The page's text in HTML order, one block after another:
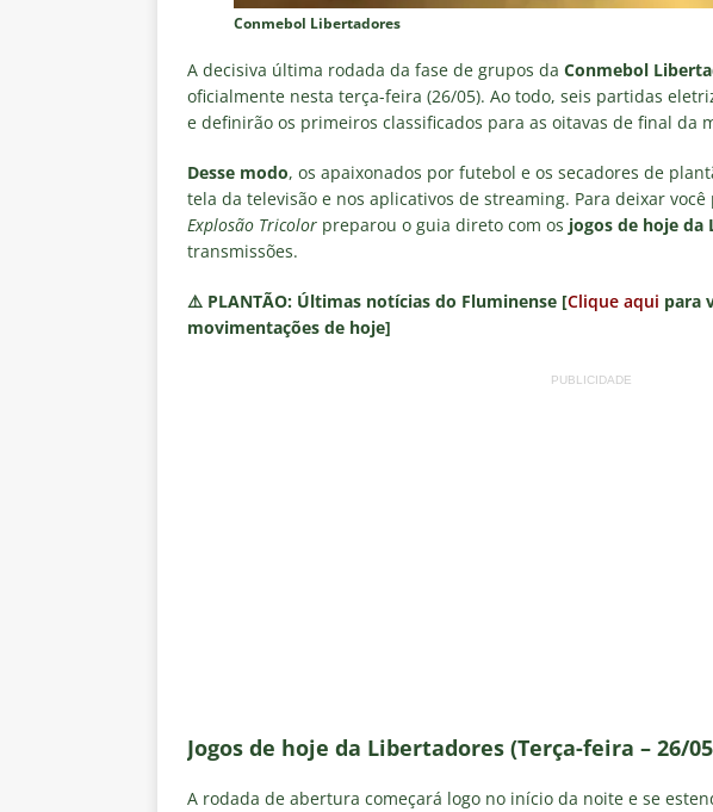
Conmebol Libertadores
A decisiva última rodada da fase de grupos da Conmebol
oficialmente nesta terça-feira (26/05). Ao todo, seis partidas
e definirão os primeiros classificados para as oitavas de final da
Desse modo, os apaixonados por futebol e os secadores de
tela da televisão e nos aplicativos de streaming. Para deixar
Explosão Tricolor preparou o guia direto com os jogos de hoje da
transmissões.
⚠️ PLANTÃO: Últimas notícias do Fluminense [Clique aqui para
movimentações de hoje]
PUBLICIDADE
Jogos de hoje da Libertadores (Terça-feira – 26/
A rodada de abertura começará logo no início da noite e se